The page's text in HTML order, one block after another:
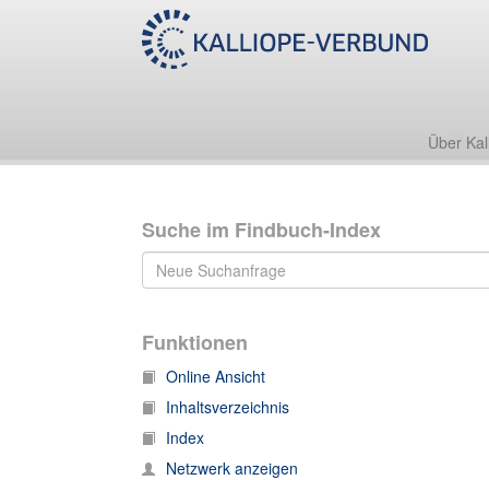
Über
Suche im Findbuch-Index
Funktionen
Online Ansicht
Inhaltsverzeichnis
Index
Netzwerk anzeigen